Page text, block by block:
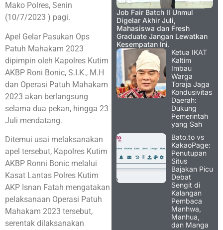
Mako Polres, Senin
(10/7/2023 ) pagi.
Apel Gelar Pasukan Ops
Patuh Mahakam 2023
dipimpin oleh Kapolres Kutim
AKBP Roni Bonic, S.I.K., M.H
dan Operasi Patuh Mahakam
2023 akan berlangsung
selama dua pekan, hingga 23
Juli mendatang.
Ditemui usai melaksanakan
apel tersebut, Kapolres Kutim
AKBP Ronni Bonic melalui
Kasat Lantas Polres Kutim
AKP Isnan Fatah mengatakan
pelaksanaan Operasi Patuh
Mahakam 2023 tersebut,
serentak dilaksanakan
Job Fair Batch II Unmul
Digelar Akhir Juli,
Mahasiswa dan Fresh
Graduate Jangan Lewatkan
Kesempatan Ini.
Ketua IKAT
Kaltim
Imbau
Warga
Toraja Jaga
Kondusivitas
Daerah:
Dukung
Pemerintah
yang Sah
Bato.to vs
KakaoPage:
Penutupan
Situs
Bajakan Picu
Debat
Sengit di
Kalangan
Pembaca
Manhwa,
Manhua,
dan Manga